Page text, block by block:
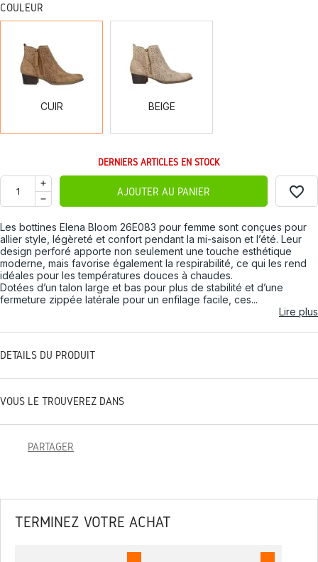
COULEUR
CUIR BEIGE
DERNIERS ARTICLES EN STOCK
AJOUTER AU PANIER favorite_border
Les bottines Elena Bloom 26E083 pour femme sont conçues pour
allier style, légèreté et confort pendant la mi-saison et l’été. Leur
design perforé apporte non seulement une touche esthétique
moderne, mais favorise également la respirabilité, ce qui les rend
idéales pour les températures douces à chaudes.
Dotées d’un talon large et bas pour plus de stabilité et d’une
fermeture zippée latérale pour un enfilage facile, ces...
Lire plus
DÉTAILS DU PRODUIT
VOUS LE TROUVEREZ DANS
PARTAGER
TERMINEZ VOTRE ACHAT